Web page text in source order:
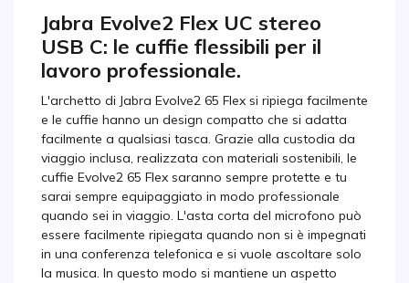
Jabra Evolve2 Flex UC stereo
USB C: le cuffie flessibili per il
lavoro professionale.
L'archetto di Jabra Evolve2 65 Flex si ripiega facilmente
e le cuffie hanno un design compatto che si adatta
facilmente a qualsiasi tasca. Grazie alla custodia da
viaggio inclusa, realizzata con materiali sostenibili, le
cuffie Evolve2 65 Flex saranno sempre protette e tu
sarai sempre equipaggiato in modo professionale
quando sei in viaggio. L'asta corta del microfono può
essere facilmente ripiegata quando non si è impegnati
in una conferenza telefonica e si vuole ascoltare solo
la musica. In questo modo si mantiene un aspetto